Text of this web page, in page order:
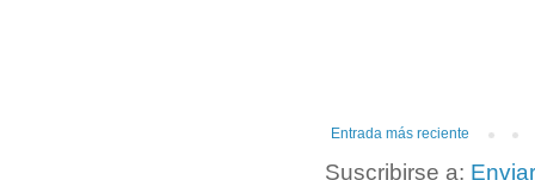
Entrada más reciente
Suscribirse a: